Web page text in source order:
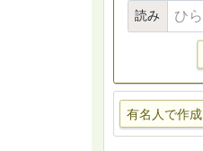
読み
有名人で作成